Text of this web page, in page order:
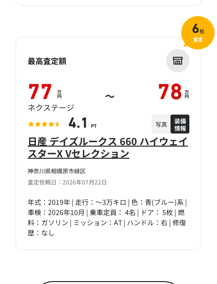
神奈川県相模原市緑区
査定依頼日：2026年07月22日
日産 デイズルークス 660 ハイウェイ
スターX Vセレクション
年式：2019年 | 走行：～3万キロ | 色：青(ブルー)系 |
車検：2026年10月 | 乗車定員： 4名 | ドア： 5枚 | 燃
料：ガソリン | ミッション：AT | ハンドル：右 | 修復
歴：なし
最高査定額
77 万
円 ～ 78 万
円
ネクステージ
4.1 PT 写真
装備
情報
6社
査定